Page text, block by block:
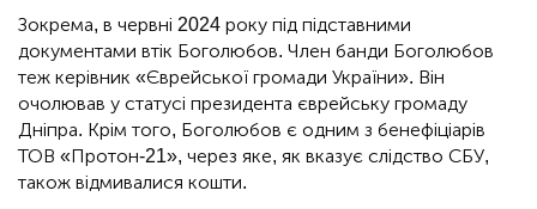
Зокрема, в червні 2024 року під підставними
документами втік Боголюбов. Член банди Боголюбов
теж керівник «Єврейської громади України». Він
очолював у статусі президента єврейську громаду
Дніпра. Крім того, Боголюбов є одним з бенефіціарів
ТОВ «Протон-21», через яке, як вказує слідство СБУ,
також відмивалися кошти.